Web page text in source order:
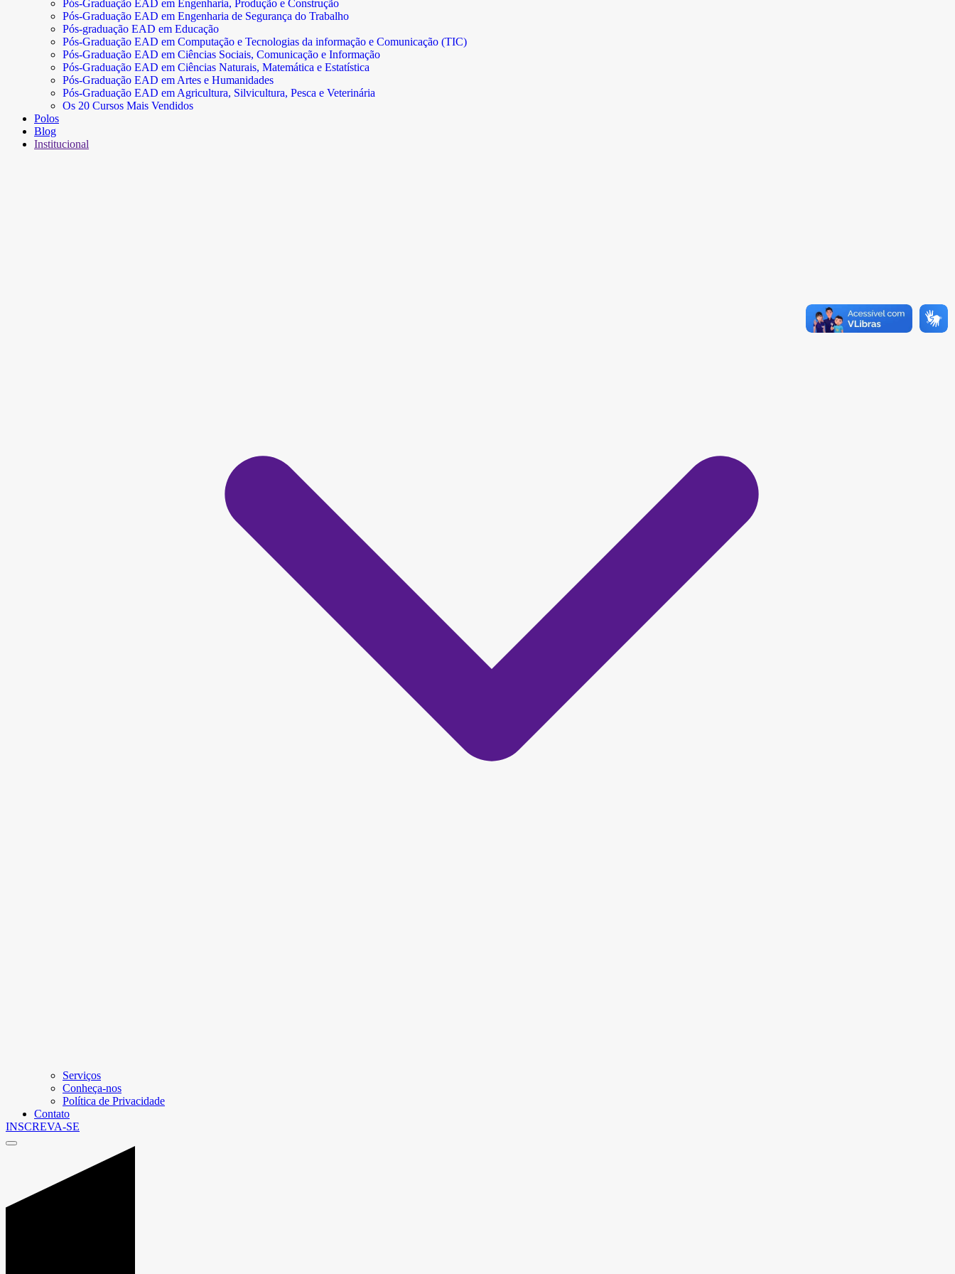
Pós-Graduação EAD em Engenharia, Produção e Construção
Pós-Graduação EAD em Engenharia de Segurança do Trabalho
Pós-graduação EAD em Educação
Pós-Graduação EAD em Computação e Tecnologias da informação e Comunicação (TIC)
Pós-Graduação EAD em Ciências Sociais, Comunicação e Informação
Pós-Graduação EAD em Ciências Naturais, Matemática e Estatística
Pós-Graduação EAD em Artes e Humanidades
Pós-Graduação EAD em Agricultura, Silvicultura, Pesca e Veterinária
Os 20 Cursos Mais Vendidos
Polos
Blog
Institucional
Serviços
Conheça-nos
Política de Privacidade
Contato
INSCREVA-SE